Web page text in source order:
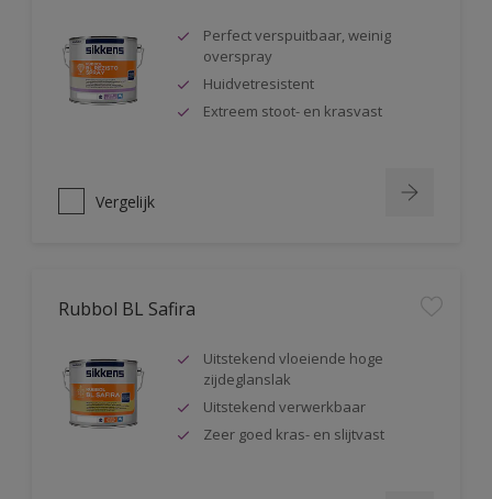
Perfect verspuitbaar, weinig
overspray
Huidvetresistent
Extreem stoot- en krasvast
Vergelijk
Rubbol BL Safira
Uitstekend vloeiende hoge
zijdeglanslak
Uitstekend verwerkbaar
Zeer goed kras- en slijtvast